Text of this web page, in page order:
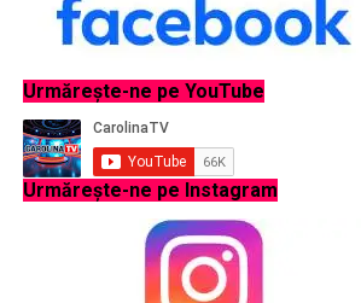
Urmăreşte-ne pe YouTube
Urmăreşte-ne pe Instagram